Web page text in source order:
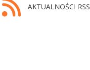
AKTUALNOŚCI RSS